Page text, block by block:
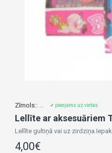
Zīmols:: ✔ pieejams uz vietas
Lellīte ar aksesuāriem
Lellīte gultiņā vai uz
4,00€